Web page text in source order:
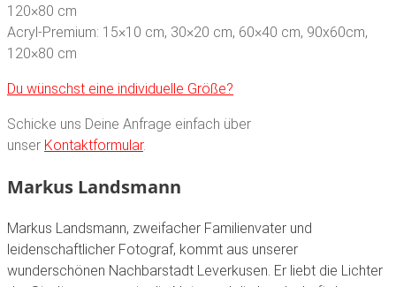
120×80 cm
Acryl-Premium: 15×10 cm, 30×20 cm, 60×40 cm, 90x60cm,
120×80 cm
Du wünschst eine individuelle Größe?
Schicke uns Deine Anfrage einfach über
unser Kontaktformular.
Markus Landsmann
Markus Landsmann, zweifacher Familienvater und
leidenschaftlicher Fotograf, kommt aus unserer
wunderschönen Nachbarstadt Leverkusen. Er liebt die Lichter